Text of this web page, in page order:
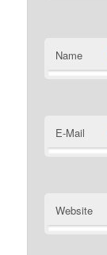
Name
E-Mail
Website